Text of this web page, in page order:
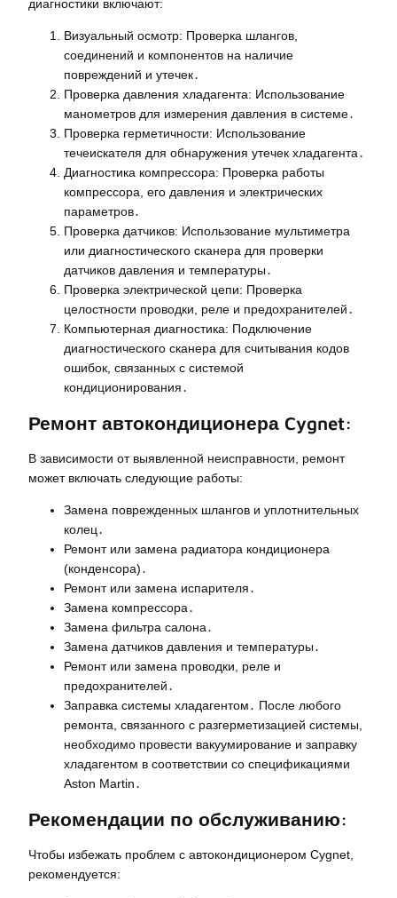
диагностики включают:
Визуальный осмотр: Проверка шлангов,
соединений и компонентов на наличие
повреждений и утечек․
Проверка давления хладагента: Использование
манометров для измерения давления в системе․
Проверка герметичности: Использование
течеискателя для обнаружения утечек хладагента․
Диагностика компрессора: Проверка работы
компрессора, его давления и электрических
параметров․
Проверка датчиков: Использование мультиметра
или диагностического сканера для проверки
датчиков давления и температуры․
Проверка электрической цепи: Проверка
целостности проводки, реле и предохранителей․
Компьютерная диагностика: Подключение
диагностического сканера для считывания кодов
ошибок, связанных с системой
кондиционирования․
Ремонт автокондиционера Cygnet:
В зависимости от выявленной неисправности, ремонт
может включать следующие работы:
Замена поврежденных шлангов и уплотнительных
колец․
Ремонт или замена радиатора кондиционера
(конденсора)․
Ремонт или замена испарителя․
Замена компрессора․
Замена фильтра салона․
Замена датчиков давления и температуры․
Ремонт или замена проводки, реле и
предохранителей․
Заправка системы хладагентом․ После любого
ремонта, связанного с разгерметизацией системы,
необходимо провести вакуумирование и заправку
хладагентом в соответствии со спецификациями
Aston Martin․
Рекомендации по обслуживанию:
Чтобы избежать проблем с автокондиционером Cygnet,
рекомендуется: